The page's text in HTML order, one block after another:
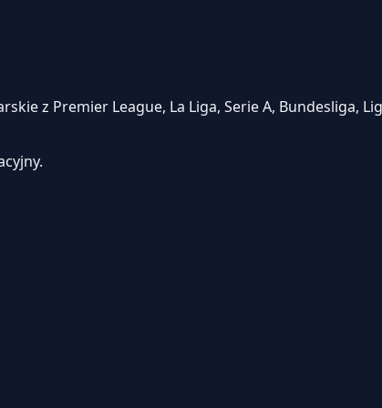
z Premier League, La Liga, Serie A, Bundesliga,